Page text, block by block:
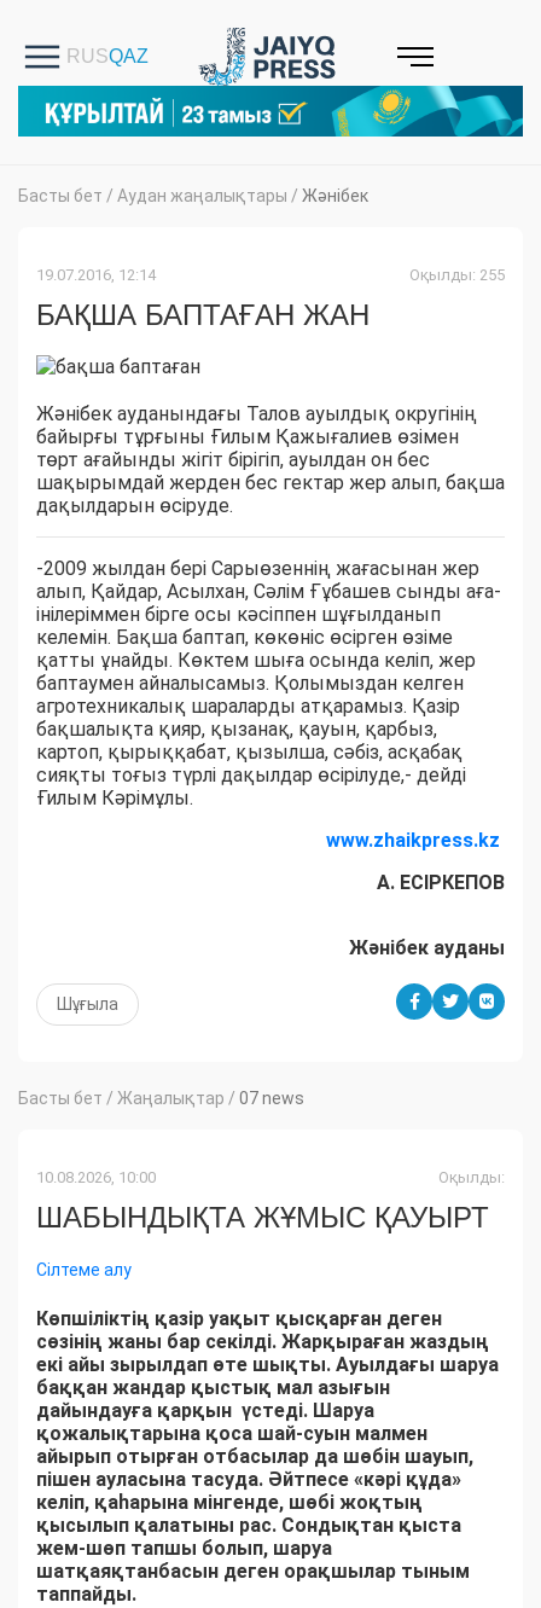
Басты бет / Аудан жаңалықтары / Жәнібек
19.07.2016, 12:14 Оқылды: 255
БАҚША БАПТАҒАН ЖАН
Жәнібек ауданындағы Талов ауылдық округінің
байырғы тұрғыны Ғилым Қажығалиев өзімен
төрт ағайынды жігіт бірігіп, ауылдан он бес
шақырымдай жерден бес гектар жер алып, бақша
дақылдарын өсіруде.
-2009 жылдан бері Сарыөзеннің жағасынан жер
алып, Қайдар, Асылхан, Сәлім Ғұбашев сынды аға-
інілеріммен бірге осы кәсіппен шұғылданып
келемін. Бақша баптап, көкөніс өсірген өзіме
қатты ұнайды. Көктем шыға осында келіп, жер
баптаумен айналысамыз. Қолымыздан келген
агротехникалық шараларды атқарамыз. Қазір
бақшалықта қияр, қызанақ, қауын, қарбыз,
картоп, қырыққабат, қызылша, сәбіз, асқабақ
сияқты тоғыз түрлі дақылдар өсірілуде,- дейді
Ғилым Кәрімұлы.
www.zhaikpress.kz
А. ЕСІРКЕПОВ
Жәнібек ауданы
Шұғыла
Басты бет / Жаңалықтар / 07 news
10.08.2026, 10:00 Оқылды:
ШАБЫНДЫҚТА ЖҰМЫС ҚАУЫРТ
Сілтеме алу
Көпшіліктің қазір уақыт қысқарған деген
сөзінің жаны бар секілді. Жарқыраған жаздың
екі айы зырылдап өте шықты. Ауылдағы шаруа
баққан жандар қыстық мал азығын
дайындауға қарқын үстеді. Шаруа
қожалықтарына қоса шай-суын малмен
айырып отырған отбасылар да шөбін шауып,
пішен ауласына тасуда. Әйтпесе «кәрі құда»
келіп, қаһарына мінгенде, шөбі жоқтың
қысылып қалатыны рас. Сондықтан қыста
жем-шөп тапшы болып, шаруа
шатқаяқтанбасын деген орақшылар тыным
таппайды.